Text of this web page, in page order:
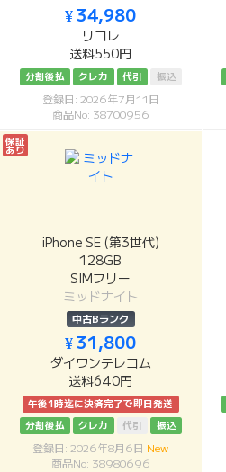
¥ 34,980
リコレ
送料550円
分割後払 クレカ 代引 振込
登録日: 2026年7月11日
商品No: 38700956
保証
あり
iPhone SE (第3世代)
128GB
SIMフリー
ミッドナイト
中古Bランク
¥ 31,800
ダイワンテレコム
送料640円
午後1時迄に決済完了で即日発送
分割後払
クレカ 代引 振込
登録日: 2026年8月6日 New
商品No: 38980696